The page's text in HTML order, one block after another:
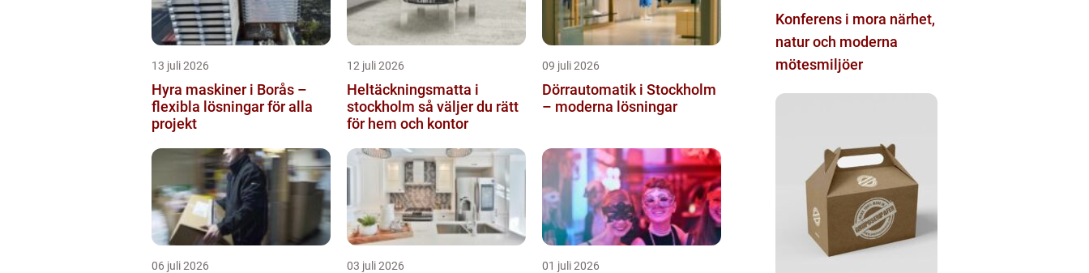
13 juli 2026
Hyra maskiner i Borås –
flexibla lösningar för alla
projekt
12 juli 2026
Heltäckningsmatta i
stockholm så väljer du rätt
för hem och kontor
09 juli 2026
Dörrautomatik i Stockholm
– moderna lösningar
06 juli 2026 03 juli 2026 01 juli 2026
Konferens i mora närhet,
natur och moderna
mötesmiljöer